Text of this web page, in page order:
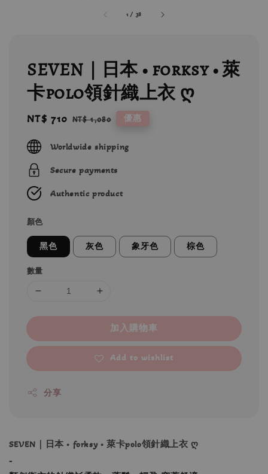
1 / 38
SEVEN｜日本 • forksy • 萊
卡polo領針織上衣 ღ
Sale
NT$ 710 Regular
NT$ 1,080 優惠
Worldwide shipping
Secure payments
Authentic product
顏色
黑色 灰色 象牙色 棕色
數量
加入購物車
Add to wishlist
分享
SEVEN｜日本 • forksy • 萊卡polo領針織上衣 ღ
-